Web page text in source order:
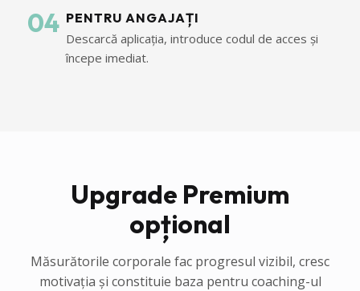
04 PENTRU ANGAJAȚI
Descarcă aplicația, introduce codul de acces și
începe imediat.
Upgrade Premium
opțional
Măsurătorile corporale fac progresul vizibil, cresc
motivația și constituie baza pentru coaching-ul